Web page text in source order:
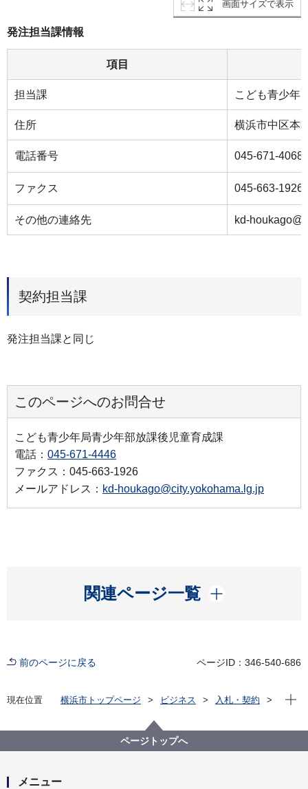
画面サイズで表示
発注担当課情報
項目
担当課 こども青少年
住所 横浜市中区本
電話番号 045-671-4068
ファクス 045-663-1926
その他の連絡先 kd-
契約担当課
発注担当課と同じ
このページへのお問合せ
こども青少年局青少年部放課後児童育成課
電話： 045-671-4446
ファクス：045-663-1926
メールアドレス： kd-houkago@city.yokohama.lg.jp
関連ページ一覧
開く
前のページに戻る ページID：346-540-686
現在位置 横浜市トップページ ビジネス
入札・契約
【入札結果掲載】【公募型指名競争入札】上矢部小学
校放課後キッズクラブ床張替委託
現在
ページトップへ
メニュー